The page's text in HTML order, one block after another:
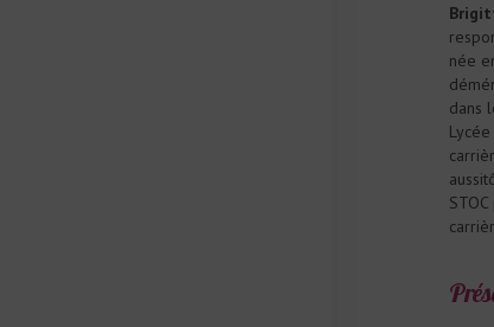
née
dans